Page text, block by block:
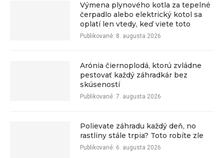
Výmena plynového kotla za tepelné
čerpadlo alebo elektrický kotol sa
oplatí len vtedy, keď viete toto
Publikované: 8. augusta 2026
Arónia čiernoplodá, ktorú zvládne
pestovať každý záhradkár bez
skúseností
Publikované: 7. augusta 2026
Polievate záhradu každý deň, no
rastliny stále trpia? Toto robíte zle
Publikované: 6. augusta 2026